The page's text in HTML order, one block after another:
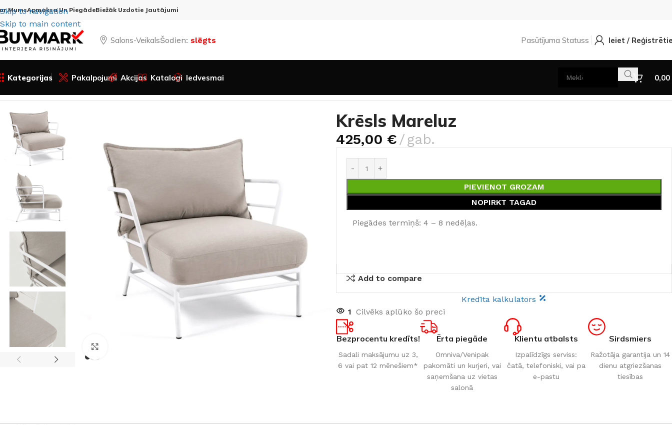
Skip to navigation
Skip to main content
MumsApmaksa Un PiegādeBiežāk Uzdotie Jautājumi
Salons-VeikalsŠodien: slēgts Pasūtījuma Statuss Ieiet /
Kategorijas Pakalpojumi Akcijas Katalogi Iedvesmai
0,00
Krēsls Mareluz
425,00 € gab.
PIEVIENOT GROZAM
NOPIRKT TAGAD
Piegādes termiņš: 4 – 8 nedēļas.
Add to compare
Kredīta kalkulators
1 Cilvēks aplūko šo preci
Bezprocentu kredīts!
Sadali maksājumu uz 3,
6 vai pat 12 mēnešiem*
Ērta piegāde
Omniva/Venipak
pakomāti un kurjeri, vai
saņemšana uz vietas
salonā
Klientu atbalsts
Izpalīdzīgs serviss:
čatā, telefoniski, vai pa
e-pastu
Sirdsmiers
Ražotāja garantija un 14
dienu atgriezšanas
tiesības